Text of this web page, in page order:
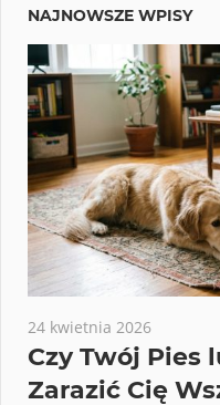
NAJNOWSZE WPISY
24 kwietnia 2026
Czy Twój Pies
Zarazić Cię